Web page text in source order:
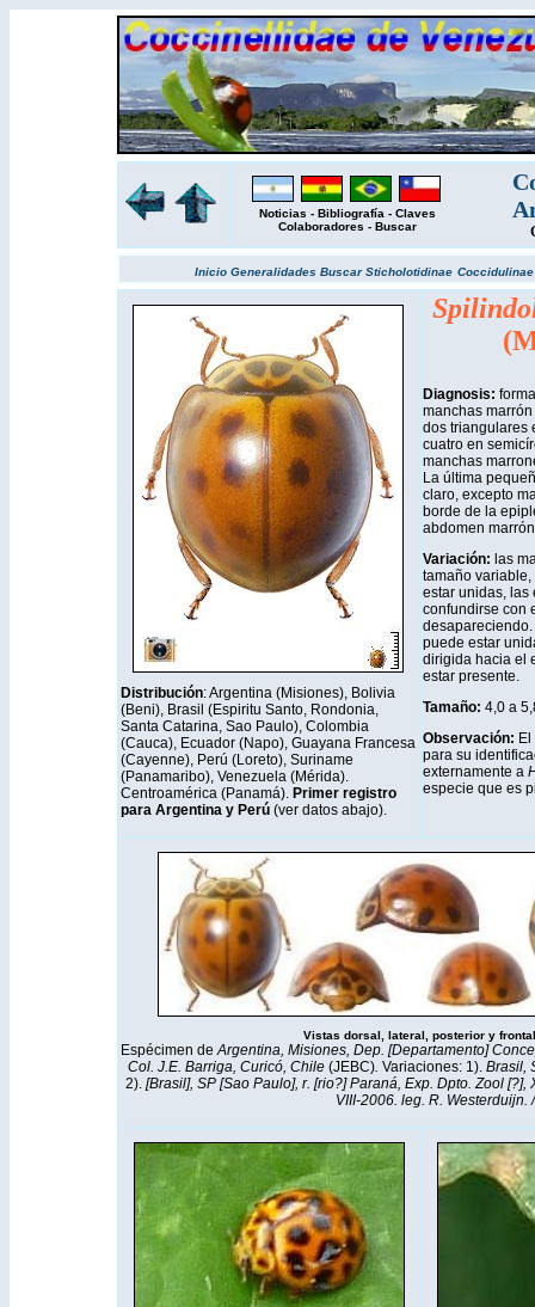
Noticias - Bibliografía - Claves
Colaboradores - Buscar
Inicio Generalidades BuscarSticholotidinae
Distribución: Argentina (Misiones), Bolivia
(Beni), Brasil (Espiritu Santo, Rondonia,
Santa Catarina, Sao Paulo), Colombia
(Cauca), Ecuador (Napo), Guayana Francesa
(Cayenne), Perú (Loreto), Suriname
(Panamaribo), Venezuela (Mérida).
Centroamérica (Panamá). Primer registro
para Argentina y Perú (ver datos abajo).
Diagnosis:
manchas
dos triangulares
cuatro en
manchas
La última
claro, excepto
borde de la
abdomen
Variación: las
tamaño
estar unidas, las
confundirse con
puede estar
dirigida hacia el
estar presente.
Tamaño: 4,0 a
Observación:
para su
externamente a
especie que es
Vistas dorsal, lateral, posterior y
Espécimen deArgentina, Misiones, Dep. [Departamento]
Col. J.E. Barriga, Curicó, Chile (JEBC). Variaciones: 1). Brasil,
2). [Brasil], SP [Sao Paulo], r. [rio?] Paraná, Exp. Dpto. Zool [?],
VIII-2006. leg. R.